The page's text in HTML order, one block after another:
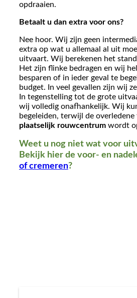
opdraaien.
Betaalt u dan extra voor ons?
Nee hoor. Wij zijn geen
extra op wat u allemaal al uit
uitvaart. Wij berekenen het
Het zijn flinke bedragen en wij
besparen of in ieder geval te
budget. In veel gevallen zijn wij
In tegenstelling tot de grote
wij volledig onafhankelijk. Wij
begeleiden, terwijl de overledene
plaatselijk rouwcentrumwordt
Weet u nog niet wat voor
Bekijk hier de voor- en
of cremeren?